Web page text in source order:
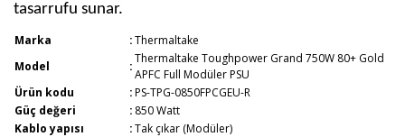
tasarrufu sunar.
Marka :Thermaltake
Model
:
Thermaltake Toughpower Grand 750W 80+ Gold
APFC Full Modüler PSU
Ürün kodu
:PS-TPG-0850FPCGEU-R
Güç değeri
: 850 Watt
Kablo yapısı
:Tak çıkar (Modüler)